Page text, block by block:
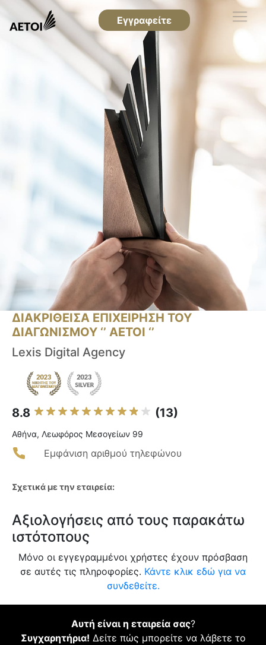
Εγγραφείτε
ΔΙΑΚΡΙΘΕΙΣΑ ΕΠΙΧΕΙΡΗΣΗ ΤΟΥ
ΔΙΑΓΩΝΙΣΜΟΥ ‘’ ΑΕΤΟΙ ‘’
Lexis Digital Agency
8.8 (13)
Αθήνα, Λεωφόρος Μεσογείων 99
Εμφάνιση αριθμού τηλεφώνου
Σχετικά με την εταιρεία:
Αξιολογήσεις από τους παρακάτω
ιστότοπους
Μόνο οι εγγεγραμμένοι χρήστες έχουν πρόσβαση
σε αυτές τις πληροφορίες. Κάντε κλικ εδώ για να
συνδεθείτε.
Αυτή είναι η εταιρεία σας?
Συγχαρητήρια! Δείτε πώς μπορείτε να λάβετε το